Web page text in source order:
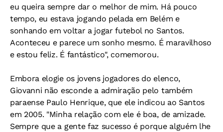
eu queira sempre dar o melhor de mim. Há pouco
tempo, eu estava jogando pelada em Belém e
sonhando em voltar a jogar futebol no Santos.
Aconteceu e parece um sonho mesmo. É maravilhoso
e estou feliz. É fantástico", comemorou.
Embora elogie os jovens jogadores do elenco,
Giovanni não esconde a admiração pelo também
paraense Paulo Henrique, que ele indicou ao Santos
em 2005. "Minha relação com ele é boa, de amizade.
Sempre que a gente faz sucesso é porque alguém lhe